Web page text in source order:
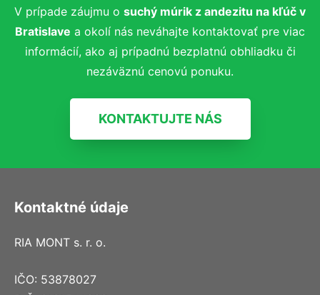
V prípade záujmu o suchý múrik z andezitu na kľúč v
Bratislave a okolí nás neváhajte kontaktovať pre viac
informácií, ako aj prípadnú bezplatnú obhliadku či
nezáväznú cenovú ponuku.
KONTAKTUJTE NÁS
Kontaktné údaje
RIA MONT s. r. o.
IČO: 53878027